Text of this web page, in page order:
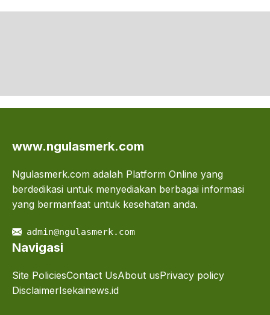
www.ngulasmerk.com
Ngulasmerk.com adalah Platform Online yang
berdedikasi untuk menyediakan berbagai informasi
yang bermanfaat untuk kesehatan anda.
admin@ngulasmerk.com
Navigasi
Site PoliciesContact UsAbout usPrivacy policy
DisclaimerIsekainews.id